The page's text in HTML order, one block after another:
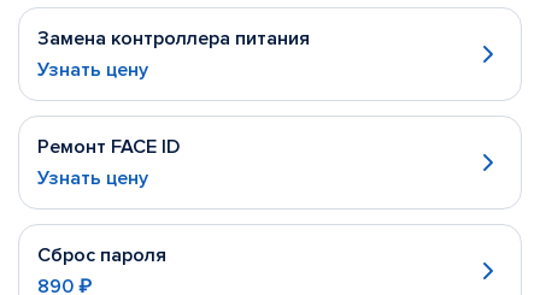
Замена контроллера питания
Узнать цену
Ремонт FACE ID
Узнать цену
Сброс пароля
890 ₽